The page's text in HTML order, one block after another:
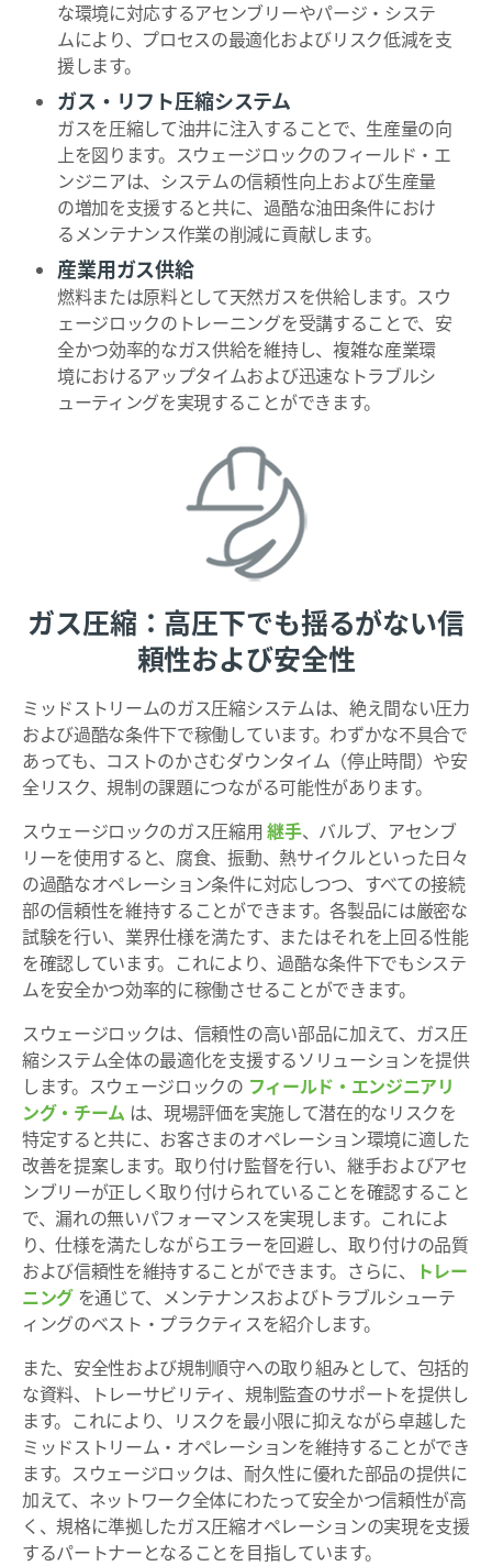
な環境に対応するアセンブリーやパージ・システ
ムにより、プロセスの最適化およびリスク低減を支
援します。
ガス・リフト圧縮システム
ガスを圧縮して油井に注入することで、生産量の向
上を図ります。スウェージロックのフィールド・エ
ンジニアは、システムの信頼性向上および生産量
の増加を支援すると共に、過酷な油田条件におけ
るメンテナンス作業の削減に貢献します。
産業用ガス供給
燃料または原料として天然ガスを供給します。スウ
ェージロックのトレーニングを受講することで、安
全かつ効率的なガス供給を維持し、複雑な産業環
境におけるアップタイムおよび迅速なトラブルシ
ューティングを実現することができます。
ガス圧縮：高圧下でも揺るがない信
頼性および安全性
ミッドストリームのガス圧縮システムは、絶え間ない圧力
および過酷な条件下で稼働しています。わずかな不具合で
あっても、コストのかさむダウンタイム（停止時間）や安
全リスク、規制の課題につながる可能性があります。
スウェージロックのガス圧縮用 継手、バルブ、アセンブ
リーを使用すると、腐食、振動、熱サイクルといった日々
の過酷なオペレーション条件に対応しつつ、すべての接続
部の信頼性を維持することができます。各製品には厳密な
試験を行い、業界仕様を満たす、またはそれを上回る性能
を確認しています。これにより、過酷な条件下でもシステ
ムを安全かつ効率的に稼働させることができます。
スウェージロックは、信頼性の高い部品に加えて、ガス圧
縮システム全体の最適化を支援するソリューションを提供
します。スウェージロックの フィールド・エンジニアリ
ング・チーム は、現場評価を実施して潜在的なリスクを
特定すると共に、お客さまのオペレーション環境に適した
改善を提案します。取り付け監督を行い、継手およびアセ
ンブリーが正しく取り付けられていることを確認すること
で、漏れの無いパフォーマンスを実現します。これによ
り、仕様を満たしながらエラーを回避し、取り付けの品質
および信頼性を維持することができます。さらに、
トレー
ニング を通じて、メンテナンスおよびトラブルシューテ
ィングのベスト・プラクティスを紹介します。
また、安全性および規制順守への取り組みとして、包括的
な資料、トレーサビリティ、規制監査のサポートを提供し
ます。これにより、リスクを最小限に抑えながら卓越した
ミッドストリーム・オペレーションを維持することができ
ます。スウェージロックは、耐久性に優れた部品の提供に
加えて、ネットワーク全体にわたって安全かつ信頼性が高
く、規格に準拠したガス圧縮オペレーションの実現を支援
するパートナーとなることを目指しています。